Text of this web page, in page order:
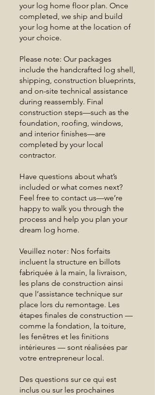
your log home floor plan. Once
completed, we ship and build
your log home at the location of
your choice.
Please note: Our packages
include the handcrafted log shell,
shipping, construction blueprints,
and on-site technical assistance
during reassembly. Final
construction steps—such as the
foundation, roofing, windows,
and interior finishes—are
completed by your local
contractor.
Have questions about what’s
included or what comes next?
Feel free to contact us—we’re
happy to walk you through the
process and help you plan your
dream log home.
Veuillez noter : Nos forfaits
incluent la structure en billots
fabriquée à la main, la livraison,
les plans de construction ainsi
que l’assistance technique sur
place lors du remontage. Les
étapes finales de construction —
comme la fondation, la toiture,
les fenêtres et les finitions
intérieures — sont réalisées par
votre entrepreneur local.
Des questions sur ce qui est
inclus ou sur les prochaines